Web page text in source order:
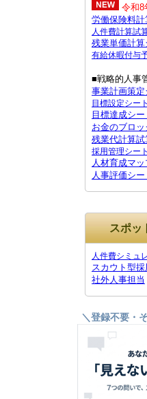
令和8
労働保険料計
人件費計算試
残業単価計算
有給休暇付与
■戦略的人事
事業計画策定
目標設定シー
目標達成シ
お金のブロ
残業代計算試
採用管理シート
人材育成マッ
人事評価シー
スポッ
人件費シミュ
スカウト型採
社外人事担当
＼登録不要・